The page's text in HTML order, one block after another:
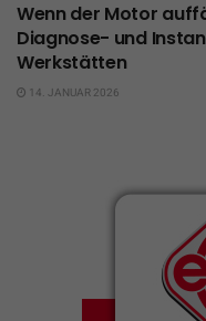
Wenn der Motor
Diagnose- und
Werkstätten
14. JANUAR 2026